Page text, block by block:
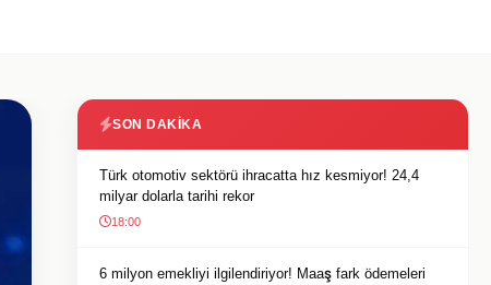
SON DAKIKA
Türk otomotiv sektörü ihracatta hız kesmiyor! 24,4
milyar dolarla tarihi rekor
18:00
6 milyon emekliyi ilgilendiriyor! Maaş fark ödemeleri